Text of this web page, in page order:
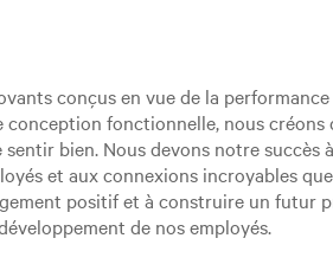
conçus en vue de la
fonctionnelle, nous
sentir bien. Nous devons notre
et aux connexions incroyables
positif et à construire un futur
de nos employés.